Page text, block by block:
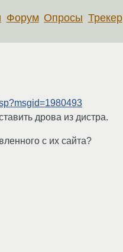
Форум Опросы Трекер
дрова из дистра.
с их сайта?